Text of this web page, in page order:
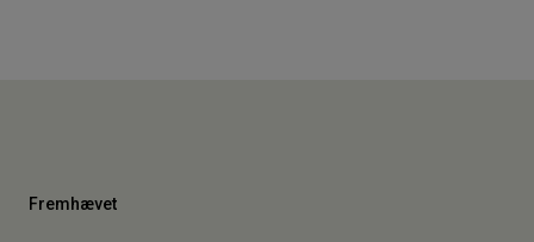
Fremhævet